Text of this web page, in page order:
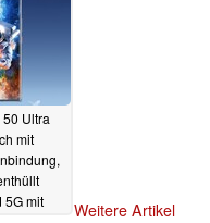
50 Ultra
mit
5G mit
Weitere Artikel